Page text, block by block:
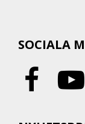
SOCIALA